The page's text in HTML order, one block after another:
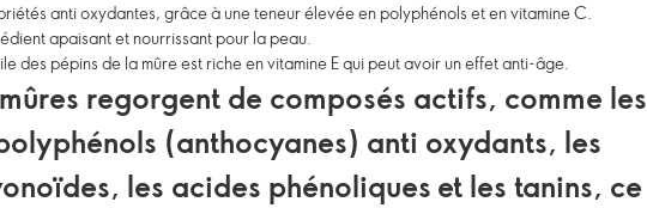
anti oxydantes, grâce à une teneur élevée en polyphénols et en vitamine C.
apaisant et nourrissant pour la peau.
des pépins de la mûre est riche en vitamine E qui peut avoir un effet anti-âge.
regorgent de composés actifs, comme les
(anthocyanes) anti oxydants, les
les acides phénoliques et les tanins, ce